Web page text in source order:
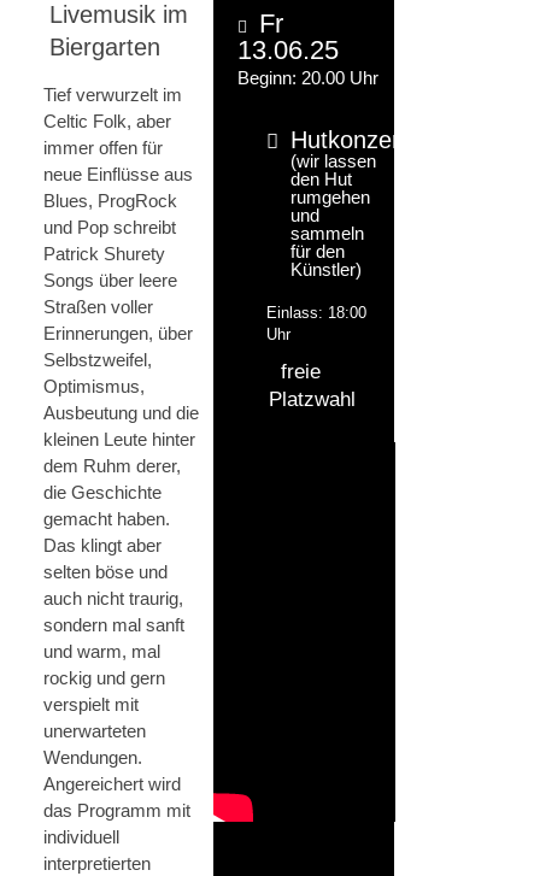
Livemusik im
Biergarten
Tief verwurzelt im
Celtic Folk, aber
immer offen für
neue Einflüsse aus
Blues, ProgRock
und Pop schreibt
Patrick Shurety
Songs über leere
Straßen voller
Erinnerungen, über
Selbstzweifel,
Optimismus,
Ausbeutung und die
kleinen Leute hinter
dem Ruhm derer,
die Geschichte
gemacht haben.
Das klingt aber
selten böse und
auch nicht traurig,
sondern mal sanft
und warm, mal
rockig und gern
verspielt mit
unerwarteten
Wendungen.
Angereichert wird
das Programm mit
individuell
interpretierten
Fr
13.06.25
Beginn: 20.00 Uhr
Hutkonzert
(wir lassen
den Hut
rumgehen
und
sammeln
für den
Künstler)
Einlass: 18:00
Uhr
freie
Platzwahl